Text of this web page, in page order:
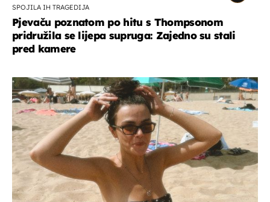
SPOJILA IH TRAGEDIJA
Pjevaču poznatom po hitu s Thompsonom
pridružila se lijepa supruga: Zajedno su stali
pred kamere